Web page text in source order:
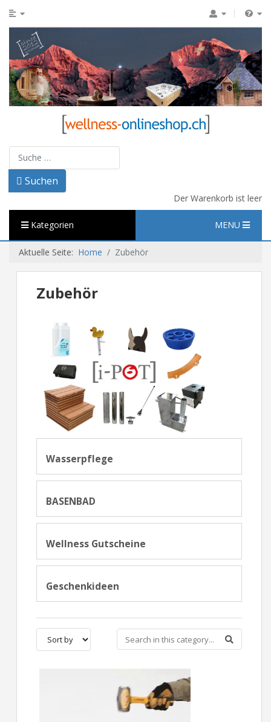
Suchen
Suchen
Der Warenkorb ist leer
Kategorien MENU
Aktuelle Seite: Home Zubehör
Zubehör
Wasserpflege
BASENBAD
Wellness Gutscheine
Geschenkideen